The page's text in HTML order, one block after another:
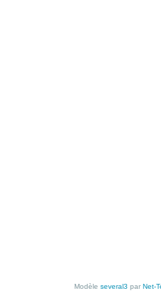
Modèle several3 par Net-